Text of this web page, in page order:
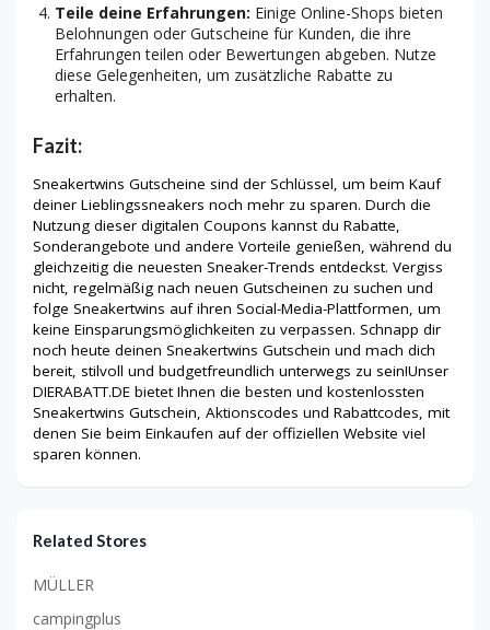
Teile deine Erfahrungen: Einige Online-Shops bieten
Belohnungen oder Gutscheine für Kunden, die ihre
Erfahrungen teilen oder Bewertungen abgeben. Nutze
diese Gelegenheiten, um zusätzliche Rabatte zu
erhalten.
Fazit:
Sneakertwins Gutscheine sind der Schlüssel, um beim Kauf
deiner Lieblingssneakers noch mehr zu sparen. Durch die
Nutzung dieser digitalen Coupons kannst du Rabatte,
Sonderangebote und andere Vorteile genießen, während du
gleichzeitig die neuesten Sneaker-Trends entdeckst. Vergiss
nicht, regelmäßig nach neuen Gutscheinen zu suchen und
folge Sneakertwins auf ihren Social-Media-Plattformen, um
keine Einsparungsmöglichkeiten zu verpassen. Schnapp dir
noch heute deinen Sneakertwins Gutschein und mach dich
bereit, stilvoll und budgetfreundlich unterwegs zu sein!Unser
DIERABATT.DE bietet Ihnen die besten und kostenlossten
Sneakertwins Gutschein, Aktionscodes und Rabattcodes, mit
denen Sie beim Einkaufen auf der offiziellen Website viel
sparen können.
Related Stores
MÜLLER
campingplus